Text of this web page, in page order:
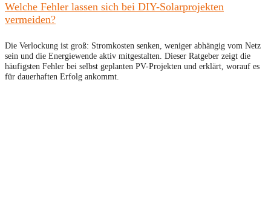
Welche Fehler lassen sich bei DIY-Solarprojekten
vermeiden?
Die Verlockung ist groß: Stromkosten senken, weniger abhängig vom Netz
sein und die Energiewende aktiv mitgestalten. Dieser Ratgeber zeigt die
häufigsten Fehler bei selbst geplanten PV-Projekten und erklärt, worauf es
für dauerhaften Erfolg ankommt.